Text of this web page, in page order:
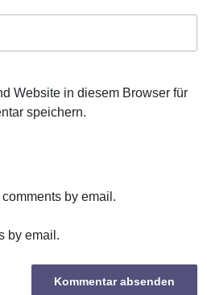
Website in diesem Browser für
speichern.
by email.
by email.